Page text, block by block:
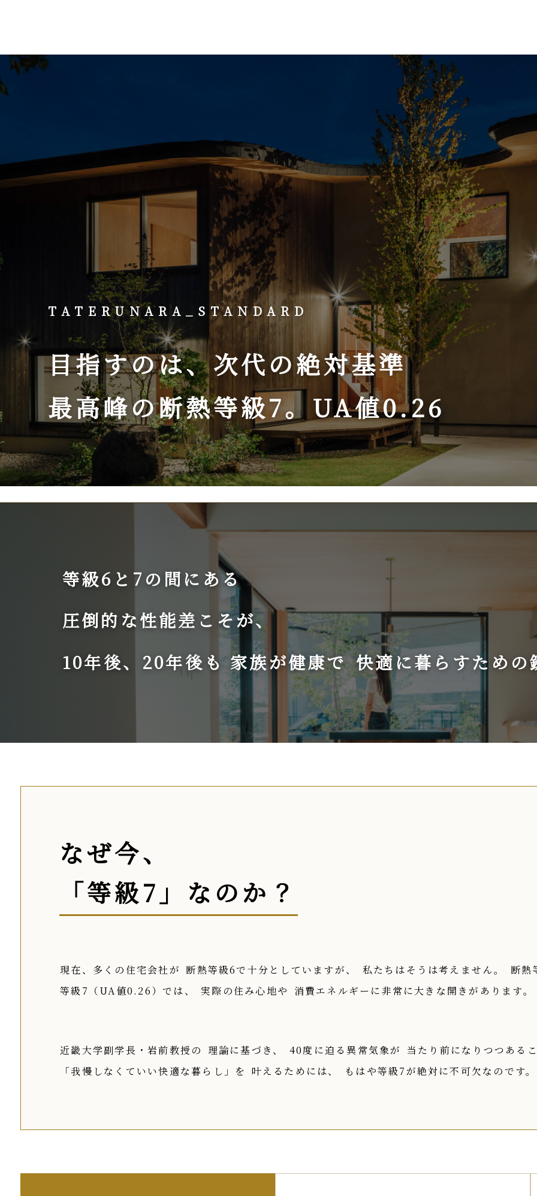
TATERUNARA_STANDARD
目指すのは、次代の絶対基準
最高峰の断熱等級7。 UA値0.26
等級6と7の間にある
圧倒的な性能差こそが、
10年後、20年後も 家族が健康で 快適に暮らすための
なぜ今、
「等級7」なのか？
現在、多くの住宅会社が 断熱等級6で十分としていますが、 私たちはそうは考えません。
断熱
等級7（UA値0.26）では、
実際の住み心地や 消費エネルギーに非常に大きな開きがあります。
近畿大学副学長・岩前教授の 理論に基づき、 40度に迫る異常気象が
当たり前になりつつある
「我慢しなくていい快適な暮らし」を 叶えるためには、 もはや等級7が絶対に不可欠なのです。